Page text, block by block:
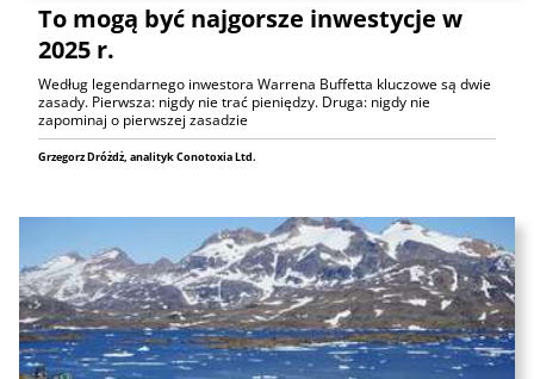
To mogą być najgorsze inwestycje w
2025 r.
Według legendarnego inwestora Warrena Buffetta kluczowe są dwie
zasady. Pierwsza: nigdy nie trać pieniędzy. Druga: nigdy nie
zapominaj o pierwszej zasadzie
Grzegorz Dróżdż, analityk Conotoxia Ltd.